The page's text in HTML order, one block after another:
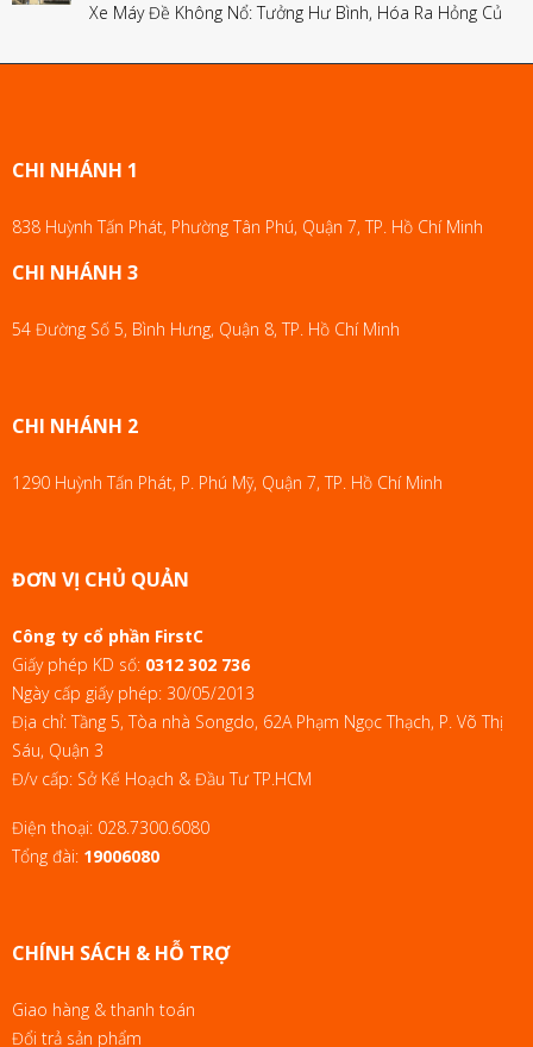
Xe Máy Đề Không Nổ: Tưởng Hư Bình, Hóa Ra Hỏng Củ
CHI NHÁNH 1
838 Huỳnh Tấn Phát, Phường Tân Phú, Quận 7, TP. Hồ Chí Minh
CHI NHÁNH 3
54 Đường Số 5, Bình Hưng, Quận 8, TP. Hồ Chí Minh
CHI NHÁNH 2
1290 Huỳnh Tấn Phát, P. Phú Mỹ, Quận 7, TP. Hồ Chí Minh
ĐƠN VỊ CHỦ QUẢN
Công ty cổ phần FirstC
Giấy phép KD số: 0312 302 736
Ngày cấp giấy phép: 30/05/2013
Địa chỉ: Tầng 5, Tòa nhà Songdo, 62A Phạm Ngọc Thạch, P. Võ Thị
Sáu, Quận 3
Đ/v cấp: Sở Kế Hoạch & Đầu Tư TP.HCM
Điện thoại: 028.7300.6080
Tổng đài: 19006080
CHÍNH SÁCH & HỖ TRỢ
Giao hàng & thanh toán
Đổi trả sản phẩm